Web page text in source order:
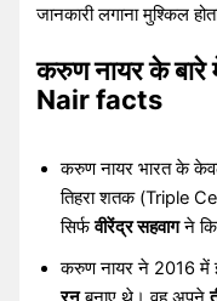
जानकारी लगाना मुश्किल
करुण नायर के बारे
Nair facts
करुण नायर भारत के
तिहरा शतक (Triple
सिर्फवीरेंद्र सहवागने
करुण नायर ने 2016 में